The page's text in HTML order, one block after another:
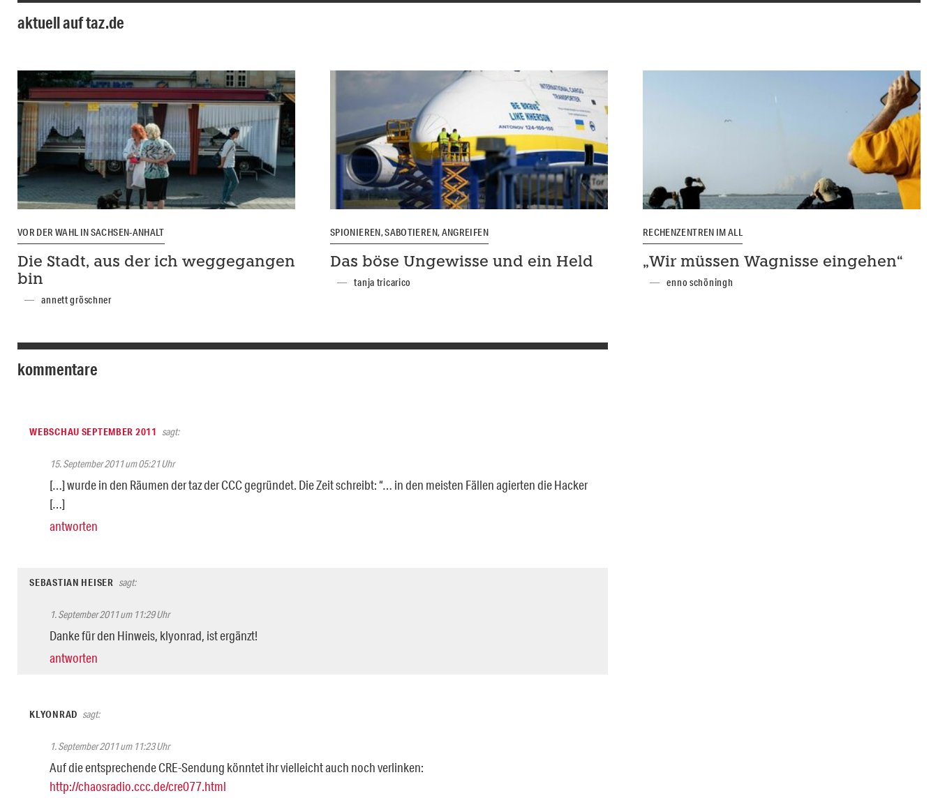
aktuell auf taz.de
VOR DER WAHL IN SACHSEN-ANHALT
Die Stadt, aus der ich weggegangen
bin
annett gröschner
SPIONIEREN, SABOTIEREN, ANGREIFEN
Das böse Ungewisse und ein Held
tanja tricarico
RECHENZENTREN IM ALL
„Wir müssen Wagnisse eingehen“
enno schöningh
kommentare
WEBSCHAU SEPTEMBER 2011 sagt:
15. September 2011 um 05:21 Uhr
[…] wurde in den Räumen der taz der CCC gegründet. Die Zeit schreibt: “… in den meisten Fällen agierten die Hacker
[…]
antworten
SEBASTIAN HEISER sagt:
1. September 2011 um 11:29 Uhr
Danke für den Hinweis, klyonrad, ist ergänzt!
antworten
KLYONRAD sagt:
1. September 2011 um 11:23 Uhr
Auf die entsprechende CRE-Sendung könntet ihr vielleicht auch noch verlinken:
http://chaosradio.ccc.de/cre077.html